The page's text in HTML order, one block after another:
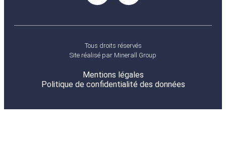
Tous droits réservés
Site réalisé par Minerall Group
Mentions légales
Politique de confidentialité des données